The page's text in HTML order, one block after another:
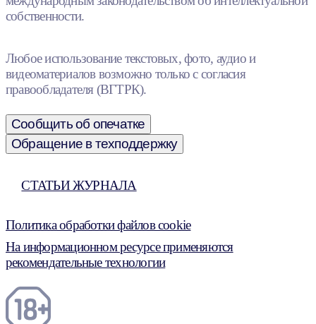
собственности.
Любое использование текстовых, фото, аудио и
видеоматериалов возможно только с согласия
правообладателя (ВГТРК).
Сообщить об опечатке
Обращение в техподдержку
СТАТЬИ ЖУРНАЛА
Политика обработки файлов cookie
На информационном ресурсе применяются
рекомендательные технологии